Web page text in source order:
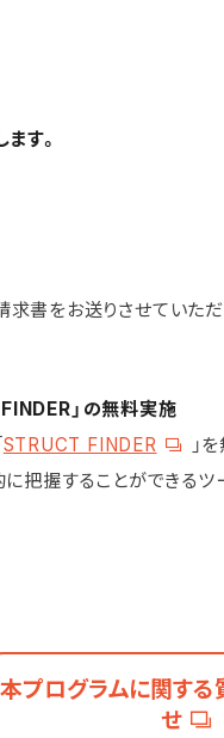
す。
書をお送りさせていただ
」の無料実施
STRUCT FINDER
」
に把握することができるツ
本プログラムに関す
せ